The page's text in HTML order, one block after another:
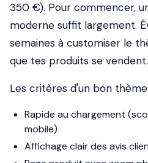
350 €). Pour commencer,
moderne suffit largement.
semaines à customiser le
que tes produits se vendent.
Les critères d'un bon
Rapide au chargement
mobile)
Affichage clair des avis